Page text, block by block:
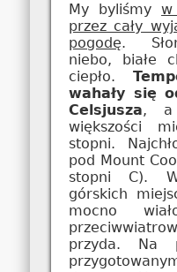
My byliśmyw
przez cały
pogodę.
niebo, białe
ciepło.
wahały się
Celsjusza, a
większości
stopni.
pod Mount
stopni C).
górskich
mocno
przyda. Na